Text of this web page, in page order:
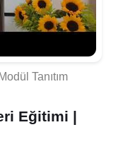
Tanıtım
Eğitimi |